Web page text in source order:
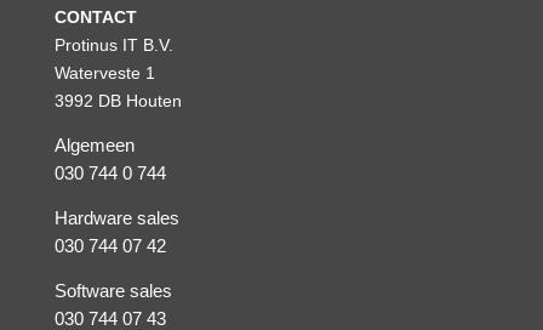
CONTACT
Protinus IT B.V.
Waterveste 1
3992 DB Houten
Algemeen
030 744 0 744
Hardware sales
030 744 07 42
Software sales
030 744 07 43